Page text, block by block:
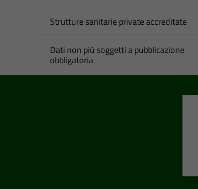
Strutture sanitarie private accreditate
Dati non più soggetti a pubblicazione
obbligatoria